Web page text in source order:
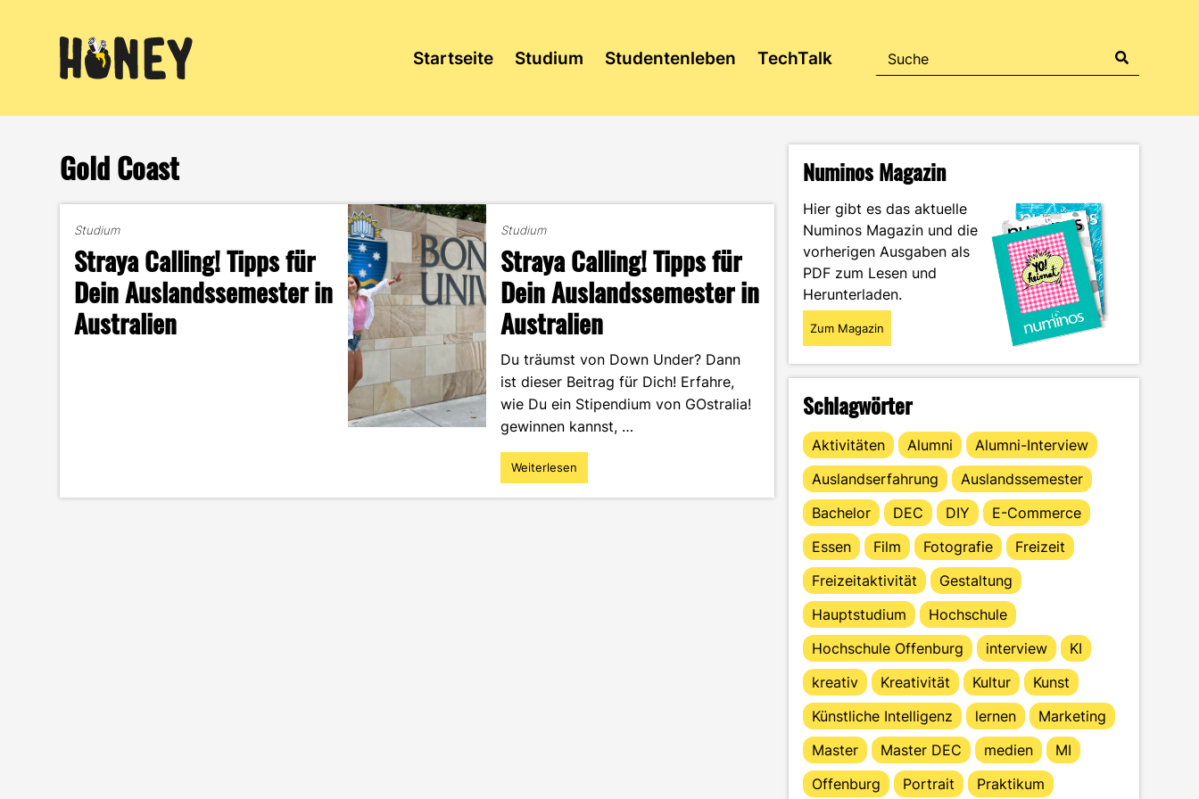
Startseite Studium Studentenleben TechTalk
Gold Coast
Studium
Straya Calling! Tipps für
Dein Auslandssemester in
Australien
Studium
Straya Calling! Tipps für
Dein Auslandssemester in
Australien
Du träumst von Down Under? Dann
ist dieser Beitrag für Dich! Erfahre,
wie Du ein Stipendium von GOstralia!
gewinnen kannst, …
"Straya
Calling!
Weiterlesen
Numinos Magazin
Hier gibt es das aktuelle
Numinos Magazin und die
vorherigen Ausgaben als
PDF zum Lesen und
Herunterladen.
Zum Magazin
Schlagwörter
Aktivitäten Alumni
Alumni-Interview
Auslandserfahrung
Auslandssemester
Bachelor
DEC DIY
E-Commerce
Essen
Film Fotografie
Freizeit
Freizeitaktivität
Gestaltung
Hauptstudium
Hochschule
Hochschule Offenburg
interview
KI
kreativ
Kreativität Kultur
Kunst
Künstliche Intelligenz
lernen
Marketing
Master
Master DEC medien
MI
Offenburg
Portrait
Praktikum